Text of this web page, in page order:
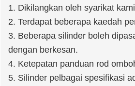
1. Dikilangkan oleh syarikat
2. Terdapat beberapa kaedah
3. Beberapa silinder boleh
dengan berkesan.
4. Ketepatan panduan rod
5. Silinder pelbagai spesifikasi